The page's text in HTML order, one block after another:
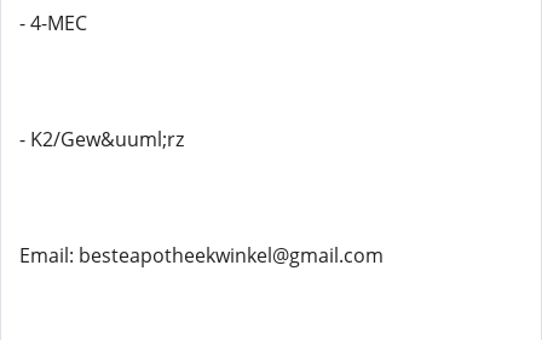
- 4-MEC
- K2/Gew&uuml;rz
Email: besteapotheekwinkel@gmail.com